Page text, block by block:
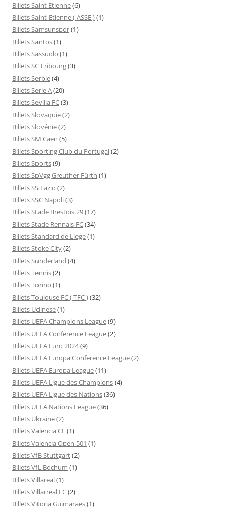
Billets Saint Etienne(6)
Billets Saint-Etienne ( ASSE )(1)
Billets Samsunspor(1)
Billets Santos(1)
Billets Sassuolo (1)
Billets SC Fribourg(3)
Billets Serbie(4)
Billets Serie A(20)
Billets Sevilla FC(3)
Billets Slovaquie(2)
Billets Slovénie(2)
Billets SM Caen (5)
Billets Sporting Club du Portugal(2)
Billets Sports(9)
Billets SpVgg Greuther Fürth (1)
Billets SS Lazio (2)
Billets SSC Napoli(3)
Billets Stade Brestois 29(17)
Billets Stade Rennais FC(34)
Billets Standard de Liege(1)
Billets Stoke City(2)
Billets Sunderland (4)
Billets Tennis(2)
Billets Torino (1)
Billets Toulouse FC ( TFC )(32)
Billets Udinese(1)
Billets UEFA Champions League(9)
Billets UEFA Conference League(2)
Billets UEFA Euro 2024(9)
Billets UEFA Europa Conference League(2)
Billets UEFA Europa League(11)
Billets UEFA Ligue des Champions(4)
Billets UEFA Ligue des Nations(36)
Billets UEFA Nations League(36)
Billets Ukraine(2)
Billets Valencia CF(1)
Billets Valencia Open 501 (1)
Billets VfB Stuttgart(2)
Billets VfL Bochum (1)
Billets Villareal(1)
Billets Villarreal FC(2)
Billets Vitoria Guimaraes(1)